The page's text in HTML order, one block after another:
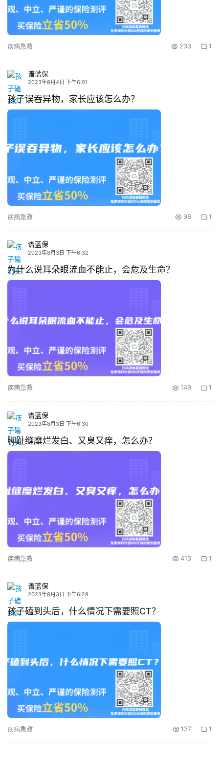
疾病急救 233 1
谱蓝保
2023年8月4日 下午6:01
孩子误吞异物，家长应该怎么办？
疾病急救 98 1
谱蓝保
2023年8月3日 下午6:32
为什么说耳朵眼流血不能止，会危及生命？
疾病急救 149 1
谱蓝保
2023年8月3日 下午6:30
脚趾缝糜烂发白、又臭又痒，怎么办？
疾病急救 413 1
谱蓝保
2023年8月3日 下午6:28
孩子磕到头后，什么情况下需要照CT？
疾病急救 137 1